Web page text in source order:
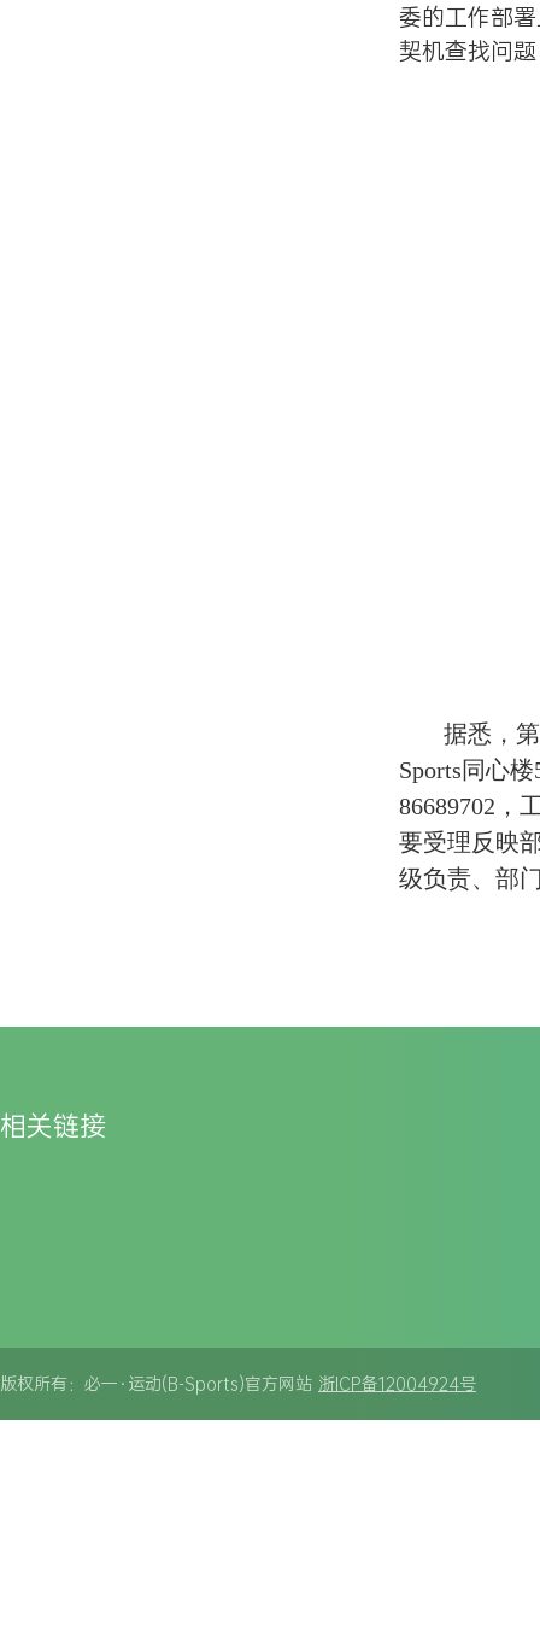
委的工作部
契机查找问
据悉，
Sports同心
86689702，
要受理反映
级负责、部
相关链接
版权所有：必一·运动(B-Sports)官方网站 浙ICP备12004924号